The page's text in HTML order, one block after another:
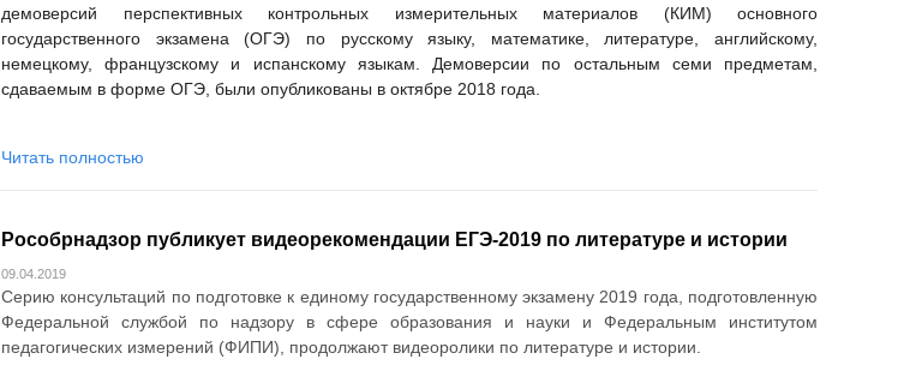
демоверсий перспективных контрольных измерительных материалов (КИМ) основного
государственного экзамена (ОГЭ) по русскому языку, математике, литературе, английскому,
немецкому, французскому и испанскому языкам. Демоверсии по остальным семи предметам,
сдаваемым в форме ОГЭ, были опубликованы в октябре 2018 года.
Читать полностью
Рособрнадзор публикует видеорекомендации ЕГЭ-2019 по литературе и истории
09.04.2019
Серию консультаций по подготовке к единому государственному экзамену 2019 года, подготовленную
Федеральной службой по надзору в сфере образования и науки и Федеральным институтом
педагогических измерений (ФИПИ), продолжают видеоролики по литературе и истории.